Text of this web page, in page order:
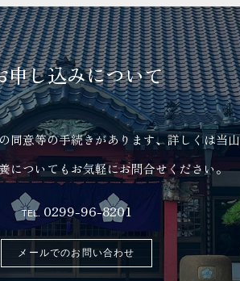
申し込みについて
意等の手続きがあります、詳しくは当
についてもお気軽にお問合せください。
TEL. 0299-96-8201
メールでのお問い合わせ